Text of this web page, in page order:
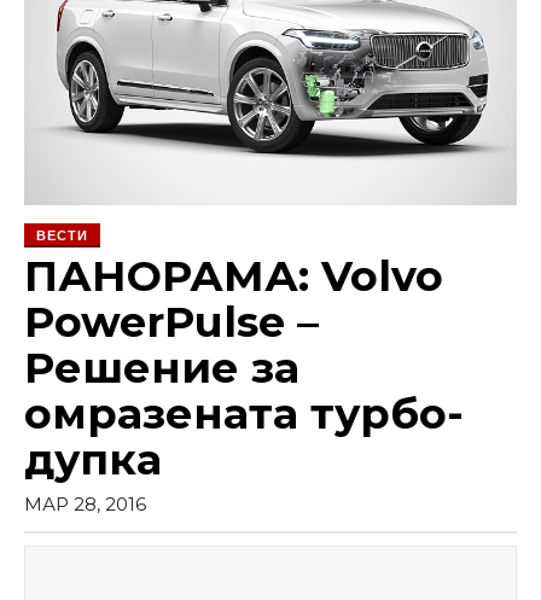
ВЕСТИ
ПАНОРАМА: Volvo
PowerPulse –
Решение за
омразената турбо-
дупка
МАР 28, 2016